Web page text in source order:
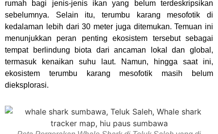
rumah bagi jenis-jenis ikan yang belum terdeskripsikan
sebelumnya. Selain itu, terumbu karang mesofotik di
kedalaman lebih dari 30 meter juga ditemukan. Temuan ini
menunjukkan peran penting ekosistem tersebut sebagai
tempat berlindung biota dari ancaman lokal dan global,
termasuk kenaikan suhu laut. Namun, hingga saat ini,
ekosistem terumbu karang mesofotik masih belum
dieksplorasi.